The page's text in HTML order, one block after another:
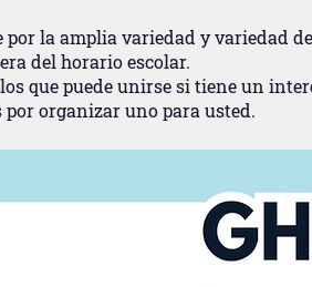
por la amplia variedad y variedad
del horario escolar.
que puede unirse si tiene un
por organizar uno para usted.